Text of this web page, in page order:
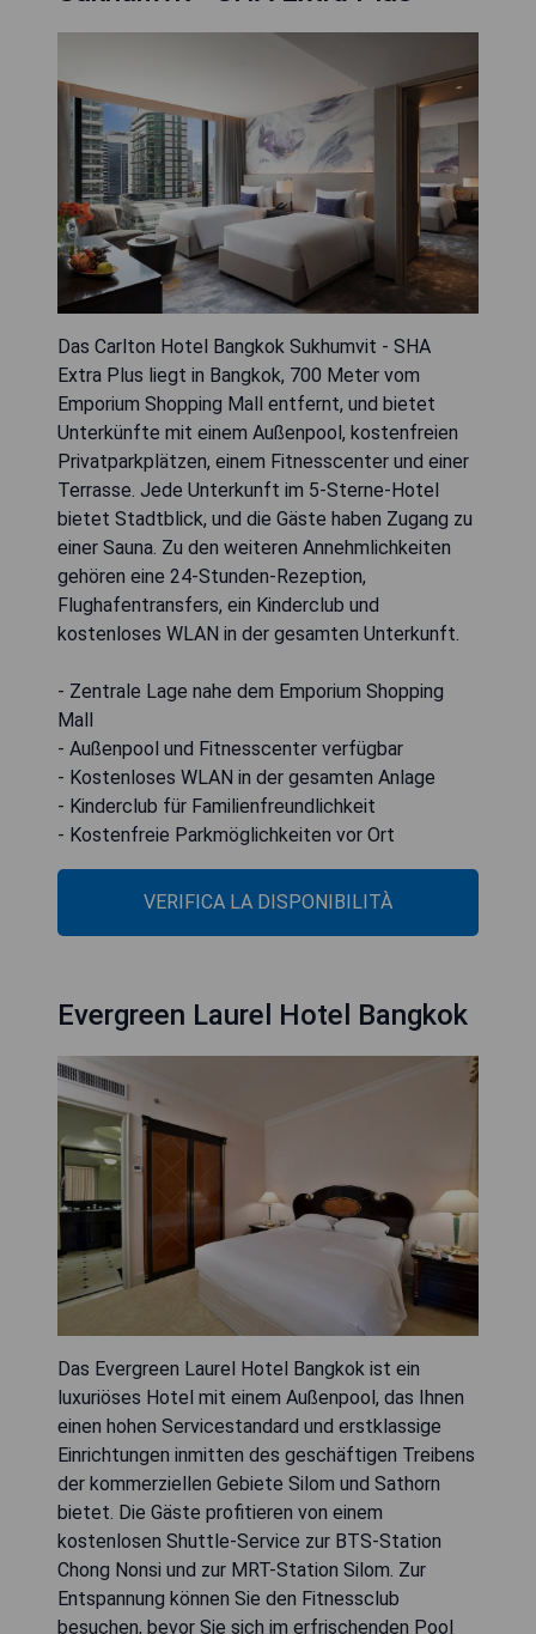
Das Carlton Hotel Bangkok Sukhumvit - SHA
Extra Plus liegt in Bangkok, 700 Meter vom
Emporium Shopping Mall entfernt, und bietet
Unterkünfte mit einem Außenpool, kostenfreien
Privatparkplätzen, einem Fitnesscenter und einer
Terrasse. Jede Unterkunft im 5-Sterne-Hotel
bietet Stadtblick, und die Gäste haben Zugang zu
einer Sauna. Zu den weiteren Annehmlichkeiten
gehören eine 24-Stunden-Rezeption,
Flughafentransfers, ein Kinderclub und
kostenloses WLAN in der gesamten Unterkunft.
- Zentrale Lage nahe dem Emporium Shopping
Mall
- Außenpool und Fitnesscenter verfügbar
- Kostenloses WLAN in der gesamten Anlage
- Kinderclub für Familienfreundlichkeit
- Kostenfreie Parkmöglichkeiten vor Ort
VERIFICA LA DISPONIBILITÀ
Evergreen Laurel Hotel Bangkok
Das Evergreen Laurel Hotel Bangkok ist ein
luxuriöses Hotel mit einem Außenpool, das Ihnen
einen hohen Servicestandard und erstklassige
Einrichtungen inmitten des geschäftigen Treibens
der kommerziellen Gebiete Silom und Sathorn
bietet. Die Gäste profitieren von einem
kostenlosen Shuttle-Service zur BTS-Station
Chong Nonsi und zur MRT-Station Silom. Zur
Entspannung können Sie den Fitnessclub
besuchen, bevor Sie sich im erfrischenden Pool